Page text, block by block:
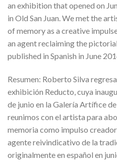
an exhibition that opened on
in Old San Juan. We met the
of memory as a creative
an agent reclaiming the
published in Spanish in June
Resumen: Roberto Silva
exhibición Reducto, cuya
de junio en la Galería Artífice
reunimos con el artista para
memoria como impulso
agente reivindicativo de la
originalmente en español en